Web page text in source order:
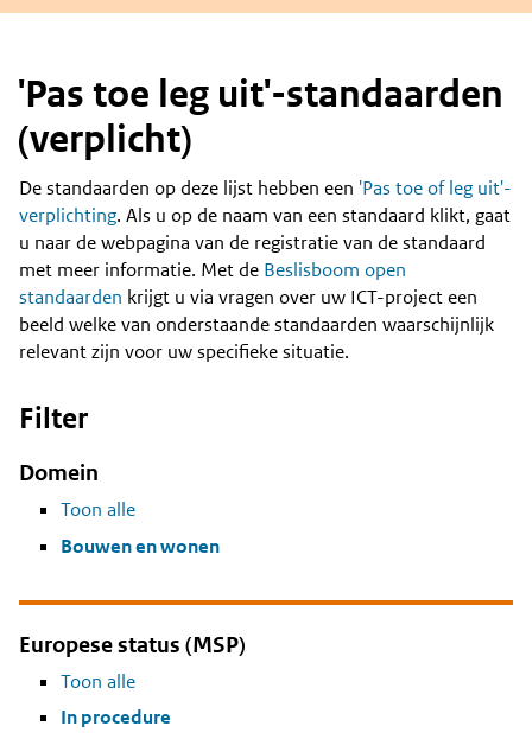
'Pas toe leg uit'-standaarden
(verplicht)
Content
De standaarden op deze lijst hebben een 'Pas toe of leg uit'-
verplichting. Als u op de naam van een standaard klikt, gaat
u naar de webpagina van de registratie van de standaard
met meer informatie. Met de Beslisboom open
standaarden krijgt u via vragen over uw ICT-project een
beeld welke van onderstaande standaarden waarschijnlijk
relevant zijn voor uw specifieke situatie.
Filter
Domein
Toon alle
Bouwen en wonen
Europese status (MSP)
Toon alle
In procedure